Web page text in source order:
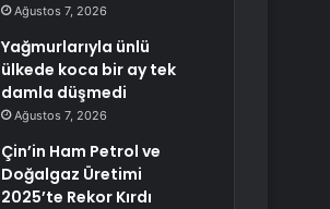
Ağustos 7, 2026
Yağmurlarıyla ünlü
ülkede koca bir ay tek
damla düşmedi
Ağustos 7, 2026
Çin’in Ham Petrol ve
Doğalgaz Üretimi
2025’te Rekor Kırdı